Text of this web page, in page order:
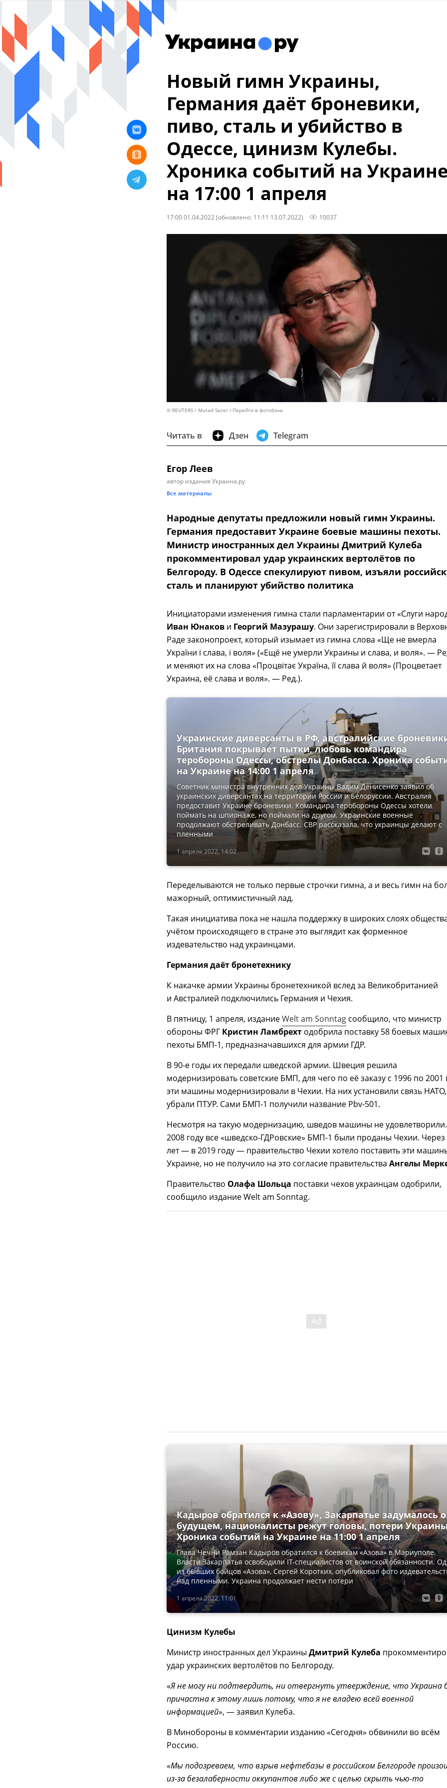
Новый гимн Украины,
Германия даёт броневики,
пиво, сталь и убийство в
Одессе, цинизм Кулебы.
Хроника событий на Украине
на 17:00 1 апреля
17:00 01.04.2022 (обновлено: 11:11 13.07.2022) 10037
© REUTERS / Murad Sezer Перейти в фотобанк
Читать в Дзен Telegram
Егор Леев
автор издания Украина.ру
Все материалы
Народные депутаты предложили новый гимн Украины.
Германия предоставит Украине боевые машины пехоты.
Министр иностранных дел Украины Дмитрий Кулеба
прокомментировал удар украинских вертолётов по
Белгороду. В Одессе спекулируют пивом, изъяли
сталь и планируют убийство политика
Инициаторами изменения гимна стали парламентарии от «Слуги
Иван Юнаков и Георгий Мазурашу. Они зарегистрировали в
Раде законопроект, который изымает из гимна слова «Ще не вмерла
України і слава, і воля» («Ещё не умерли Украины и слава, и воля». —
и меняют их на слова «Процвітає Україна, її слава й воля» (Процветает
Украина, её слава и воля». — Ред.).
1 апреля 2022, 14:02
Украинские диверсанты в РФ, австралийские
Британия покрывает пытки, любовь командира
теробороны Одессы, обстрелы Донбасса. Хроника
на Украине на 14:00 1 апреля
Советник министра внутренних дел Украины Вадим Денисенко заявил об
украинских диверсантах на территории России и Белоруссии. Австралия
предоставит Украине броневики. Командира теробороны Одессы хотели
поймать на шпионаже, но поймали на другом. Украинские военные
продолжают обстреливать Донбасс. СВР рассказала, что украинцы делают с
пленными
Переделываются не только первые строчки гимна, а и весь гимн на
мажорный, оптимистичный лад.
Такая инициатива пока не нашла поддержку в широких слоях
учётом происходящего в стране это выглядит как форменное
издевательство над украинцами.
Германия даёт бронетехнику
К накачке армии Украины бронетехникой вслед за Великобританией
и Австралией подключились Германия и Чехия.
В пятницу, 1 апреля, изданиеWelt am Sonntag сообщило, что министр
обороны ФРГ Кристин Ламбрехт одобрила поставку 58 боевых
пехоты БМП-1, предназначавшихся для армии ГДР.
В 90-е годы их передали шведской армии. Швеция решила
модернизировать советские БМП, для чего по её заказу с 1996 по 2001
эти машины модернизировали в Чехии. На них установили связь НАТО,
убрали ПТУР. Сами БМП-1 получили название Pbv-501.
Несмотря на такую модернизацию, шведов машины не
2008 году все «шведско-ГДРовские» БМП-1 были проданы Чехии. Через
лет — в 2019 году — правительство Чехии хотело поставить эти
Украине, но не получило на это согласие правительства Ангелы
Правительство Олафа Шольца поставки чехов украинцам одобрили,
сообщило издание Welt am Sonntag.
1 апреля 2022, 11:01
Кадыров обратился к «Азову», Закарпатье задумалось о
будущем, националисты режут головы, потери
Хроника событий на Украине на 11:00 1 апреля
Глава Чечни Рамзан Кадыров обратился к боевикам «Азова» в Мариуполе.
Власти Закарпатья освободили IT-специалистов от воинской обязанности.
из бывших бойцов «Азова», Сергей Коротких, опубликовал фото
над пленными. Украина продолжает нести потери
Цинизм Кулебы
Министр иностранных дел Украины Дмитрий Кулеба
удар украинских вертолётов по Белгороду.
«Я не могу ни подтвердить, ни отвергнуть утверждение, что Украина
причастна к этому лишь потому, что я не владею всей военной
информацией», — заявил Кулеба.
В Минобороны в комментарии изданию «Сегодня» обвинили во всём
Россию.
«Мы подозреваем, что взрыв нефтебазы в российском Белгороде
из-за безалаберности оккупантов либо же с целью скрыть чью-то